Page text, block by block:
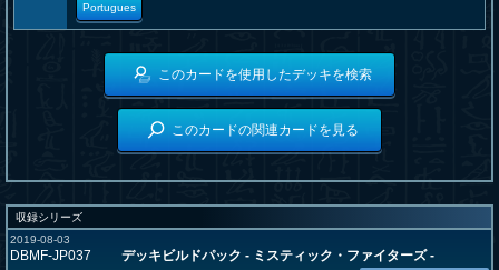
Portugues
このカードを使用したデッキを検索
このカードの関連カードを見る
収録シリーズ
2019-08-03
DBMF-JP037 デッキビルドパック - ミスティック・ファイターズ -